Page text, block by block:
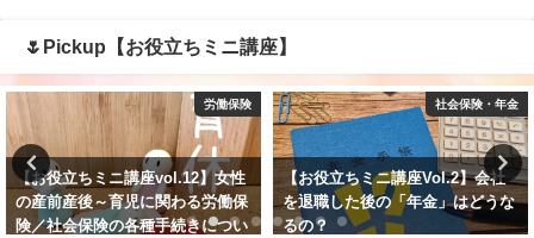
🌷Pickup【お役立ちミニ講座】
労働保険
【お役立ちミニ講座vol.12】女性
の産前産後～育児に関わる労働保
険／社会保険の各種手続きについ
社会保険・年金
【お役立ちミニ講座Vol.2】会社
を退職した後の「年金」はどうな
るの？